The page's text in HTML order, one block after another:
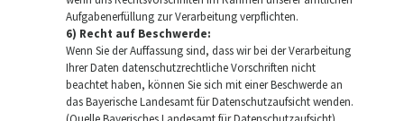
Aufgabenerfüllung zur Verarbeitung verpflichten.
6) Recht auf Beschwerde:
Wenn Sie der Auffassung sind, dass wir bei der Verarbeitung
Ihrer Daten datenschutzrechtliche Vorschriften nicht
beachtet haben, können Sie sich mit einer Beschwerde an
das Bayerische Landesamt für Datenschutzaufsicht wenden.